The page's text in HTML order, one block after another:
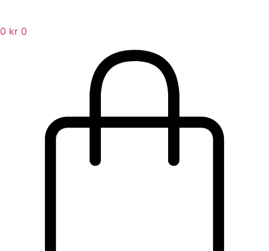
0 kr 0